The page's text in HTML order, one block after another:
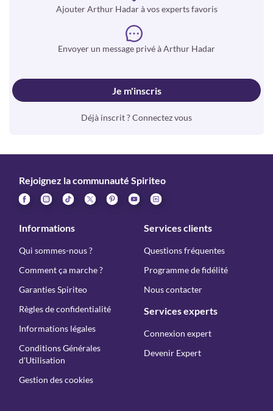
Ajouter Arthur Hadar à vos experts favoris
Envoyer un message privé à Arthur Hadar
Je m'inscris
Déjà inscrit ? Connectez vous
Rejoignez la communauté Spiriteo
Informations
Qui sommes-nous ?
Comment ça marche ?
Garanties Spiriteo
Règles de confidentialité
Informations légales
Conditions Générales
d'Utilisation
Gestion des cookies
Services clients
Questions fréquentes
Programme de fidélité
Nous contacter
Services experts
Connexion expert
Devenir Expert